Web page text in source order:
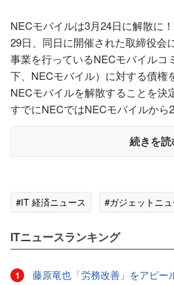
NECモバイルは3月24日に解散に
29日、同日に開催された取締役会
事業を行っているNECモバイルコ
下、NECモバイル）に対する債権
NECモバイルを解散することを決
すでにNECではNECモバイルから
続きを読
#IT 経済ニュース #ガジェットニュ
ITニュースランキング
1 藤原竜也「労務改善」をアピー